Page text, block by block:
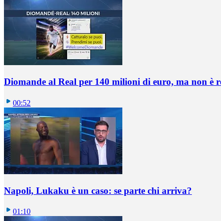
Diomande al Real per 140 milioni di euro, ma non è
00:52
Napoli, Lukaku è un caso: se parte chi arriva?
01:10